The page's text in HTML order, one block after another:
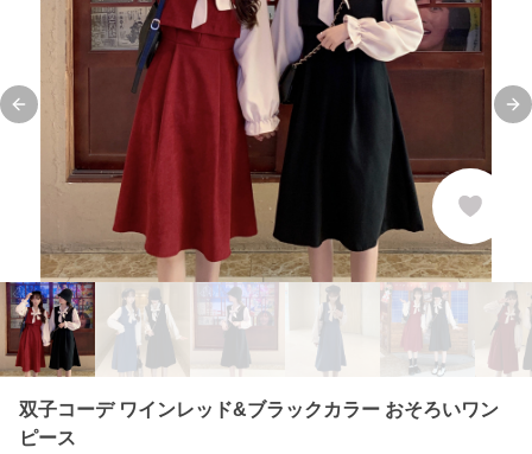
Previous slide
双子コーデ ワインレッド&ブラックカラー おそろいワン
ピース